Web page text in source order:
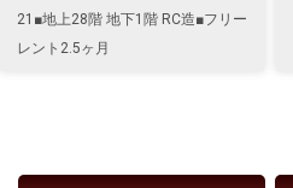
21■地上28階 地下1階 RC造■フリー
レント2.5ヶ月